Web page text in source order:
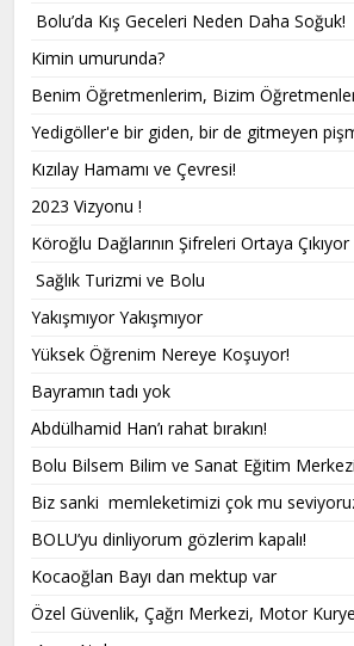
Bolu’da Kış Geceleri Neden Daha Soğuk!
Kimin umurunda?
Benim Öğretmenlerim, Bizim
Yedigöller'e bir giden, bir de gitmeyen
Kızılay Hamamı ve Çevresi!
2023 Vizyonu !
Köroğlu Dağlarının Şifreleri Ortaya Çıkıyor
Sağlık Turizmi ve Bolu
Yakışmıyor Yakışmıyor
Yüksek Öğrenim Nereye Koşuyor!
Bayramın tadı yok
Abdülhamid Han’ı rahat bırakın!
Bolu Bilsem Bilim ve Sanat Eğitim Merkezi
Biz sanki memleketimizi çok mu
BOLU’yu dinliyorum gözlerim kapalı!
Kocaoğlan Bayı dan mektup var
Özel Güvenlik, Çağrı Merkezi, Motor Kurye